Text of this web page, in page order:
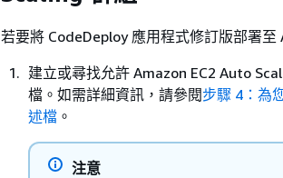
若要將 CodeDeploy 應用程式修訂版部署至
建立或尋找允許 Amazon EC2 Auto
檔。如需詳細資訊，請參閱步驟 4：為
述檔 。
注意